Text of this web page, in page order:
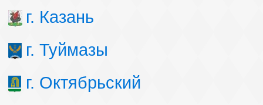
г. Казань
г. Туймазы
г. Октябрьский